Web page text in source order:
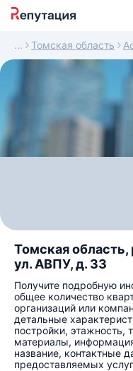
Томская область
Томская область,
ул. АВПУ, д. 33
Получите подробную
общее количество
организаций или
детальные
постройки, этажность,
материалы,
название, контактные
предоставляемых услуг